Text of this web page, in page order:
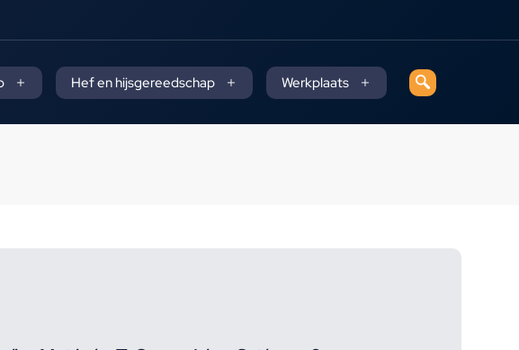
Hef en hijsgereedschap Werkplaats